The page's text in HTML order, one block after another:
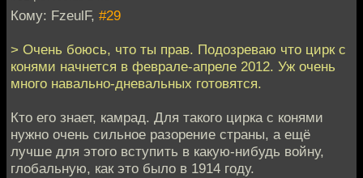
Кому: FzeulF, #29
> Очень боюсь, что ты прав. Подозреваю что цирк с
конями начнется в феврале-апреле 2012. Уж очень
много навально-дневальных готовятся.
Кто его знает, камрад. Для такого цирка с конями
нужно очень сильное разорение страны, а ещё
лучше для этого вступить в какую-нибудь войну,
глобальную, как это было в 1914 году.